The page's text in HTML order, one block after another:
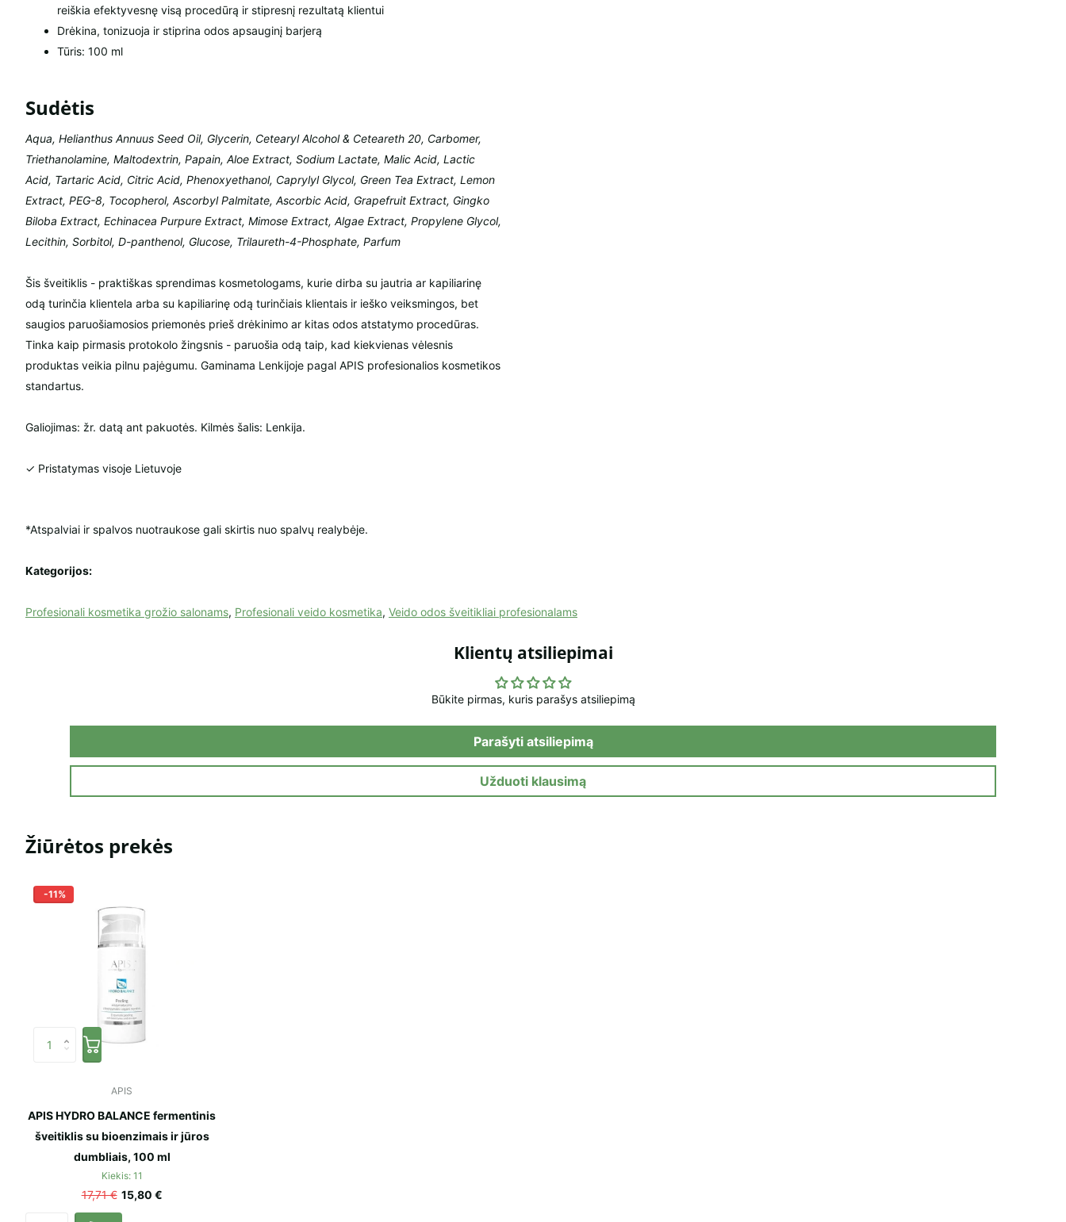
reiškia efektyvesnę visą procedūrą ir stipresnį rezultatą klientui
Drėkina, tonizuoja ir stiprina odos apsauginį barjerą
Tūris: 100 ml
Sudėtis
Aqua, Helianthus Annuus Seed Oil, Glycerin, Cetearyl Alcohol & Ceteareth 20, Carbomer,
Triethanolamine, Maltodextrin, Papain, Aloe Extract, Sodium Lactate, Malic Acid, Lactic
Acid, Tartaric Acid, Citric Acid, Phenoxyethanol, Caprylyl Glycol, Green Tea Extract, Lemon
Extract, PEG-8, Tocopherol, Ascorbyl Palmitate, Ascorbic Acid, Grapefruit Extract, Gingko
Biloba Extract, Echinacea Purpure Extract, Mimose Extract, Algae Extract, Propylene Glycol,
Lecithin, Sorbitol, D-panthenol, Glucose, Trilaureth-4-Phosphate, Parfum
Šis šveitiklis - praktiškas sprendimas kosmetologams, kurie dirba su jautria ar kapiliarinę
odą turinčia klientela arba su kapiliarinę odą turinčiais klientais ir ieško veiksmingos, bet
saugios paruošiamosios priemonės prieš drėkinimo ar kitas odos atstatymo procedūras.
Tinka kaip pirmasis protokolo žingsnis - paruošia odą taip, kad kiekvienas vėlesnis
produktas veikia pilnu pajėgumu. Gaminama Lenkijoje pagal APIS profesionalios kosmetikos
standartus.
Galiojimas: žr. datą ant pakuotės. Kilmės šalis: Lenkija.
✓ Pristatymas visoje Lietuvoje
*Atspalviai ir spalvos nuotraukose gali skirtis nuo spalvų realybėje.
Kategorijos:
Profesionali kosmetika grožio salonams, Profesionali veido kosmetika, Veido odos šveitikliai profesionalams
Klientų atsiliepimai
Būkite pirmas, kuris parašys atsiliepimą
Parašyti atsiliepimą
Užduoti klausimą
Žiūrėtos prekės
-11%
APIS
APIS HYDRO BALANCE fermentinis
šveitiklis su bioenzimais ir jūros
dumbliais, 100 ml
Kiekis: 11
17,71 € 15,80 €